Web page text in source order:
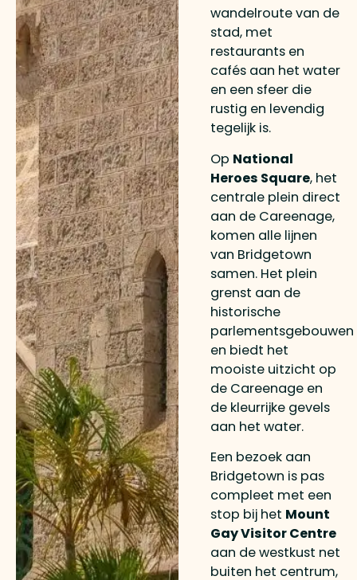
wandelroute van de
stad, met
restaurants en
cafés aan het water
en een sfeer die
rustig en levendig
tegelijk is.
Op National
Heroes Square, het
centrale plein direct
aan de Careenage,
komen alle lijnen
van Bridgetown
samen. Het plein
grenst aan de
historische
parlementsgebouwen
en biedt het
mooiste uitzicht op
de Careenage en
de kleurrijke gevels
aan het water.
Een bezoek aan
Bridgetown is pas
compleet met een
stop bij het Mount
Gay Visitor Centre
aan de westkust net
buiten het centrum,